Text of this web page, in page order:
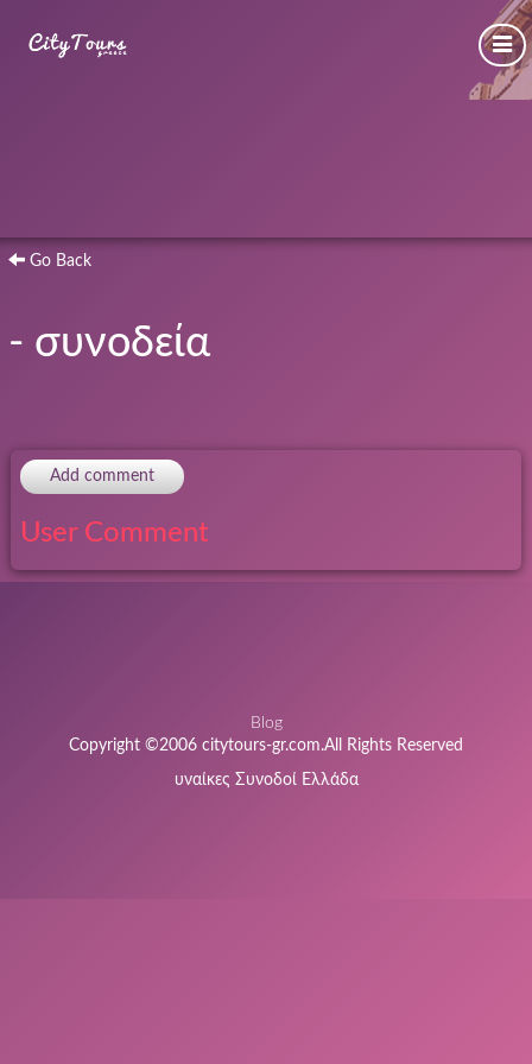
Go Back
- συνοδεία
Add comment
User Comment
Blog
Copyright ©2006 citytours-gr.com.All Rights Reserved
υναίκες Συνοδοί Ελλάδα